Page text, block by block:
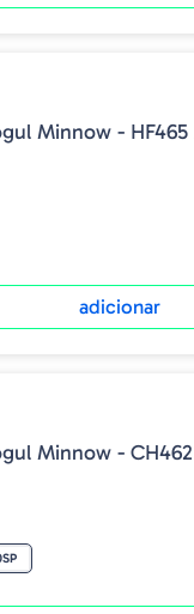
Minnow -
adicionar
Minnow -